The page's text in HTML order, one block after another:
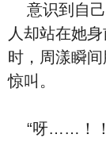
意识到自己
人却站在她
时，周漾瞬
惊叫。
“呀……！